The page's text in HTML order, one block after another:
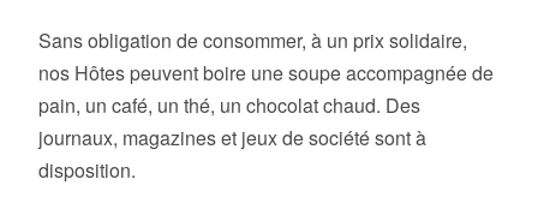
Sans obligation de consommer, à un prix solidaire,
nos Hôtes peuvent boire une soupe accompagnée de
pain, un café, un thé, un chocolat chaud. Des
journaux, magazines et jeux de société sont à
disposition.